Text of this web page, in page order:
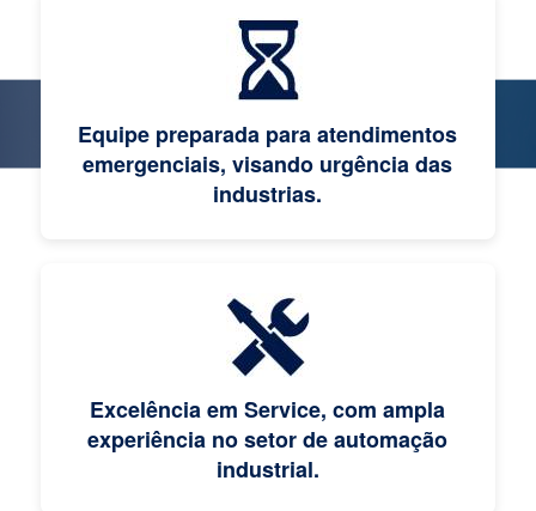
Equipe preparada para atendimentos
emergenciais, visando urgência das
industrias.
Excelência em Service, com ampla
experiência no setor de automação
industrial.